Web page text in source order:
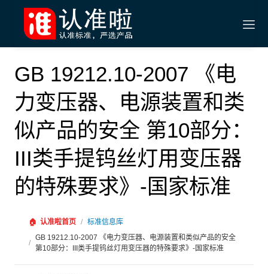
GB 19212.10-2007 《电
力变压器、电源装置和类
似产品的安全 第10部分：
III类手提钨丝灯用变压器
的特殊要求》-国家标准
🏠 认准啦首页 / 标准信息库
/
GB 19212.10-2007 《电力变压器、电源装置和类似产品的安全
第10部分：III类手提钨丝灯用变压器的特殊要求》-国家标准